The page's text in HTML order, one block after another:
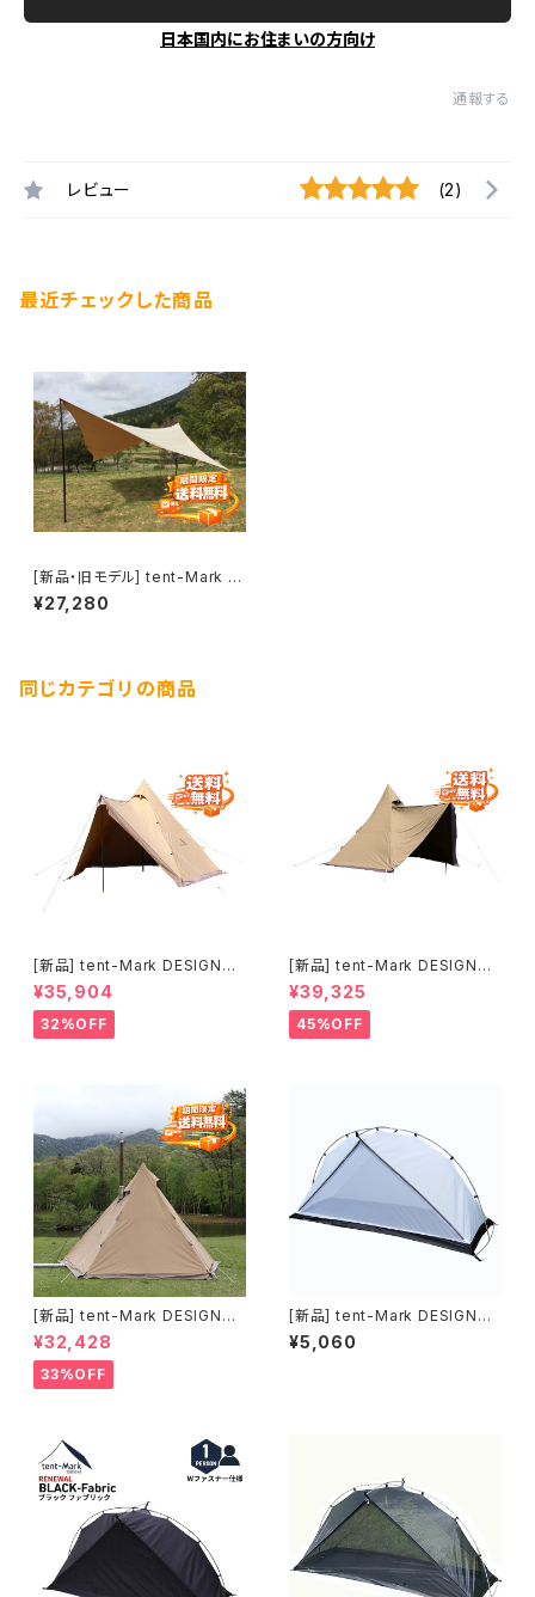
日本国内にお住まいの方向け
通報する
レビュー (2)
最近チェックした商品
[新品・旧モデル] tent-Mark D
ESIGNS 焚火タープTCウィン
グ(dead stock item/廃番品)
¥27,280
同じカテゴリの商品
[新品] tent-Mark DESIGNS
サーカスTC DX+ サンドカラー
｜ソロ・デュオにおすすめの定番
TCテント
¥35,904
32%OFF
[新品] tent-Mark DESIGNS
サーカスTC DX MID+ サンド
カラー｜デュオ・ファミリーにお
すすめの広々TCテント
¥39,325
45%OFF
[新品] tent-Mark DESIGNS
サーカスTC＋ チムニーウォー
ル｜薪ストーブキャンプ対応モ
デル
¥32,428
33%OFF
[新品] tent-Mark DESIGNS
モノポールインナーテント(ファ
ブリック)｜シェルター内に寝室
¥5,060